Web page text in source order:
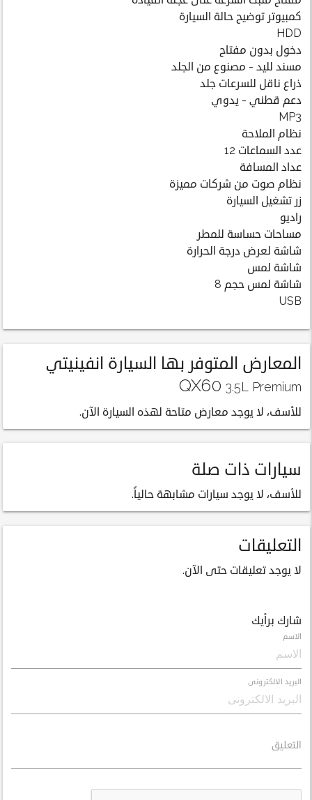
كمبيوتر توضيح حالة السيارة
HDD
دخول بدون مفتاح
مسند لليد - مصنوع من الجلد
ذراع ناقل للسرعات جلد
دعم قطني - يدوي
MP3
نظام الملاحة
عدد السماعات 12
عداد المسافة
نظام صوت من شركات مميزة
زر تشغيل السيارة
راديو
مساحات حساسة للمطر
شاشة لعرض درجة الحرارة
شاشة لمس
شاشة لمس حجم 8
USB
المعارض المتوفر بها السيارة انفينيتي
QX60 3.5L Premium
للأسف، لا يوجد معارض متاحة لهذه السيارة الآن.
سيارات ذات صلة
للأسف، لا يوجد سيارات مشابهة حالياً.
التعليقات
لا يوجد تعليقات حتى الآن.
شارك برأيك
الاسم
البريد الالكترونى
التعليق